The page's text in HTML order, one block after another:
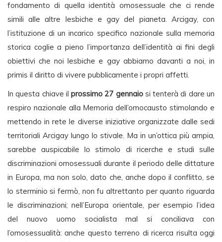
fondamento di quella identità omosessuale che ci rende
simili alle altre lesbiche e gay del pianeta. Arcigay, con
l’istituzione di un incarico specifico nazionale sulla memoria
storica coglie a pieno l’importanza dell’identità ai fini degli
obiettivi che noi lesbiche e gay abbiamo davanti a noi, in
primis il diritto di vivere pubblicamente i propri affetti.
In questa chiave ilprossimo 27 gennaiosi tenterà di dare un
respiro nazionale alla Memoria dell’omocausto stimolando e
mettendo in rete le diverse iniziative organizzate dalle sedi
territoriali Arcigay lungo lo stivale. Ma in un’ottica più ampia,
sarebbe auspicabile lo stimolo di ricerche e studi sulle
discriminazioni omosessuali durante il periodo delle dittature
in Europa, ma non solo, dato che, anche dopo il conflitto, se
lo sterminio si fermò, non fu altrettanto per quanto riguarda
le discriminazioni; nell’Europa orientale, per esempio l’idea
del nuovo uomo socialista mal si conciliava con
l’omosessualità: anche questo terreno di ricerca risulta oggi